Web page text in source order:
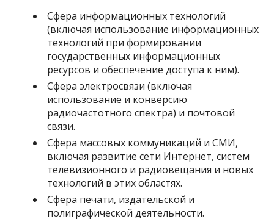
Сфера информационных технологий
(включая использование информационных
технологий при формировании
государственных информационных
ресурсов и обеспечение доступа к ним).
Сфера электросвязи (включая
использование и конверсию
радиочастотного спектра) и почтовой
связи.
Сфера массовых коммуникаций и СМИ,
включая развитие сети Интернет, систем
телевизионного и радиовещания и новых
технологий в этих областях.
Сфера печати, издательской и
полиграфической деятельности.